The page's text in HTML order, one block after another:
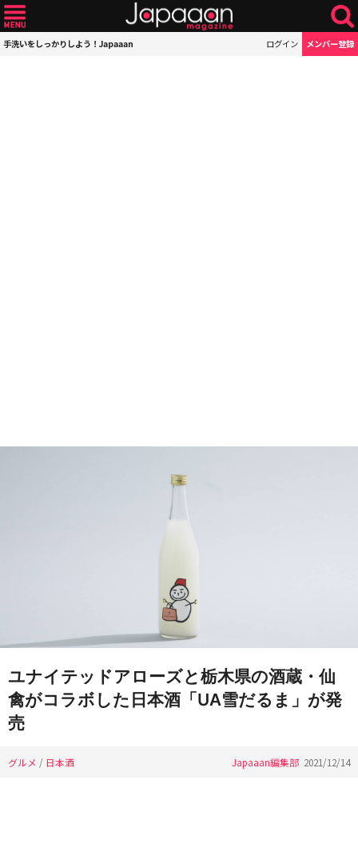
手洗いをしっかりしよう！Japaaan ログイン メンバー登録
ユナイテッドアローズと栃木県の酒蔵・仙
禽がコラボした日本酒「UA雪だるま」が発
売
グルメ / 日本酒 Japaaan編集部 2021/12/14